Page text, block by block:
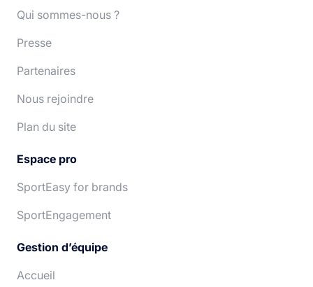
Qui sommes-nous ?
Presse
Partenaires
Nous rejoindre
Plan du site
Espace pro
SportEasy for brands
SportEngagement
Gestion d’équipe
Accueil